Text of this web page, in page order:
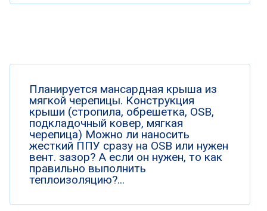
Планируется мансардная крыша из
мягкой черепицы. Конструкция
крыши (стропила, обрешетка, OSB,
подкладочный ковер, мягкая
черепица) Можно ли наносить
жесткий ППУ сразу на OSB или нужен
вент. зазор? А если он нужен, то как
правильно выполнить
теплоизоляцию?...